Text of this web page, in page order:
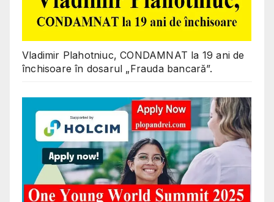
Vladimir Plahotniuc, CONDAMNAT la 19 ani de
închisoare în dosarul „Frauda bancară”.